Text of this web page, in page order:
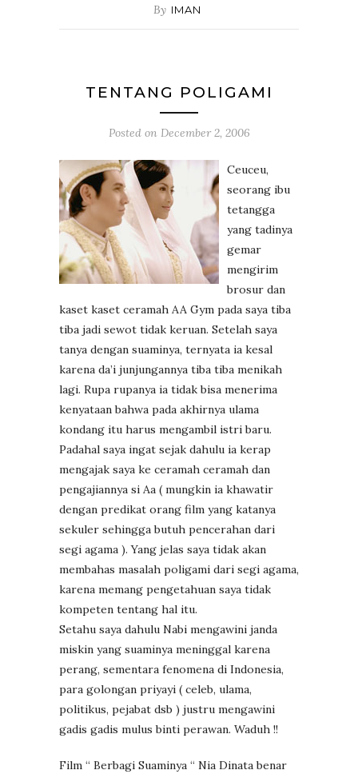
By IMAN
TENTANG POLIGAMI
Posted on December 2, 2006
Ceuceu,
seorang ibu
tetangga
yang tadinya
gemar
mengirim
brosur dan
kaset kaset ceramah AA Gym pada saya tiba
tiba jadi sewot tidak keruan. Setelah saya
tanya dengan suaminya, ternyata ia kesal
karena da’i junjungannya tiba tiba menikah
lagi. Rupa rupanya ia tidak bisa menerima
kenyataan bahwa pada akhirnya ulama
kondang itu harus mengambil istri baru.
Padahal saya ingat sejak dahulu ia kerap
mengajak saya ke ceramah ceramah dan
pengajiannya si Aa ( mungkin ia khawatir
dengan predikat orang film yang katanya
sekuler sehingga butuh pencerahan dari
segi agama ). Yang jelas saya tidak akan
membahas masalah poligami dari segi agama,
karena memang pengetahuan saya tidak
kompeten tentang hal itu.
Setahu saya dahulu Nabi mengawini janda
miskin yang suaminya meninggal karena
perang, sementara fenomena di Indonesia,
para golongan priyayi ( celeb, ulama,
politikus, pejabat dsb ) justru mengawini
gadis gadis mulus binti perawan. Waduh !!
Film “ Berbagi Suaminya “ Nia Dinata benar